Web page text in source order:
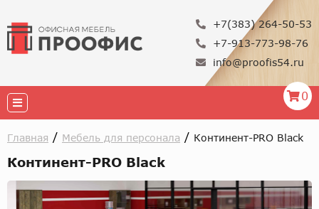
+7(383) 264-50-53
+7-913-773-98-76
info@proofis54.ru
0
Главная / Мебель для персонала / Континент-PRO Black
Континент-PRO Black